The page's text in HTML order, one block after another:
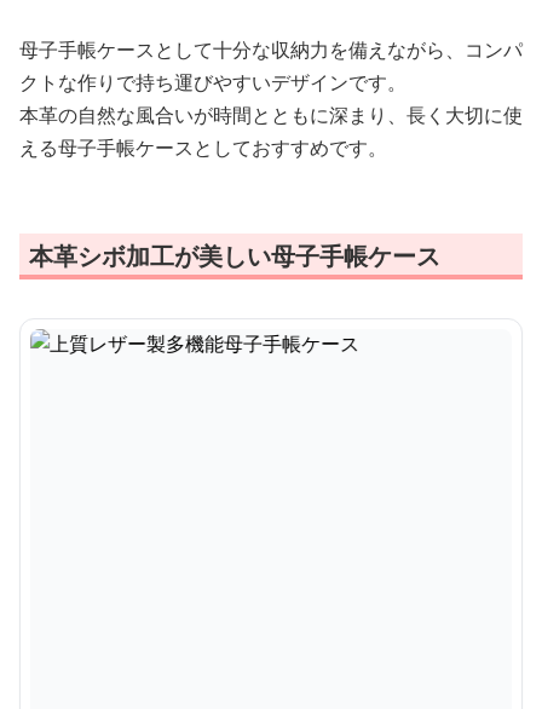
母子手帳ケースとして十分な収納力を備えながら、コンパ
クトな作りで持ち運びやすいデザインです。
本革の自然な風合いが時間とともに深まり、長く大切に使
える母子手帳ケースとしておすすめです。
本革シボ加工が美しい母子手帳ケース